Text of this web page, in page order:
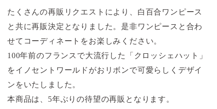
たくさんの再販リクエストにより、白百合ワンピース
と共に再販決定となりました。是非ワンピースと合わ
せてコーディネートをお楽しみください。
100年前のフランスで大流行した「クロッシェハット」
をイノセントワールドがおリボンで可愛らしくデザイ
ンをいたしました。
本商品は、5年ぶりの待望の再販となります。